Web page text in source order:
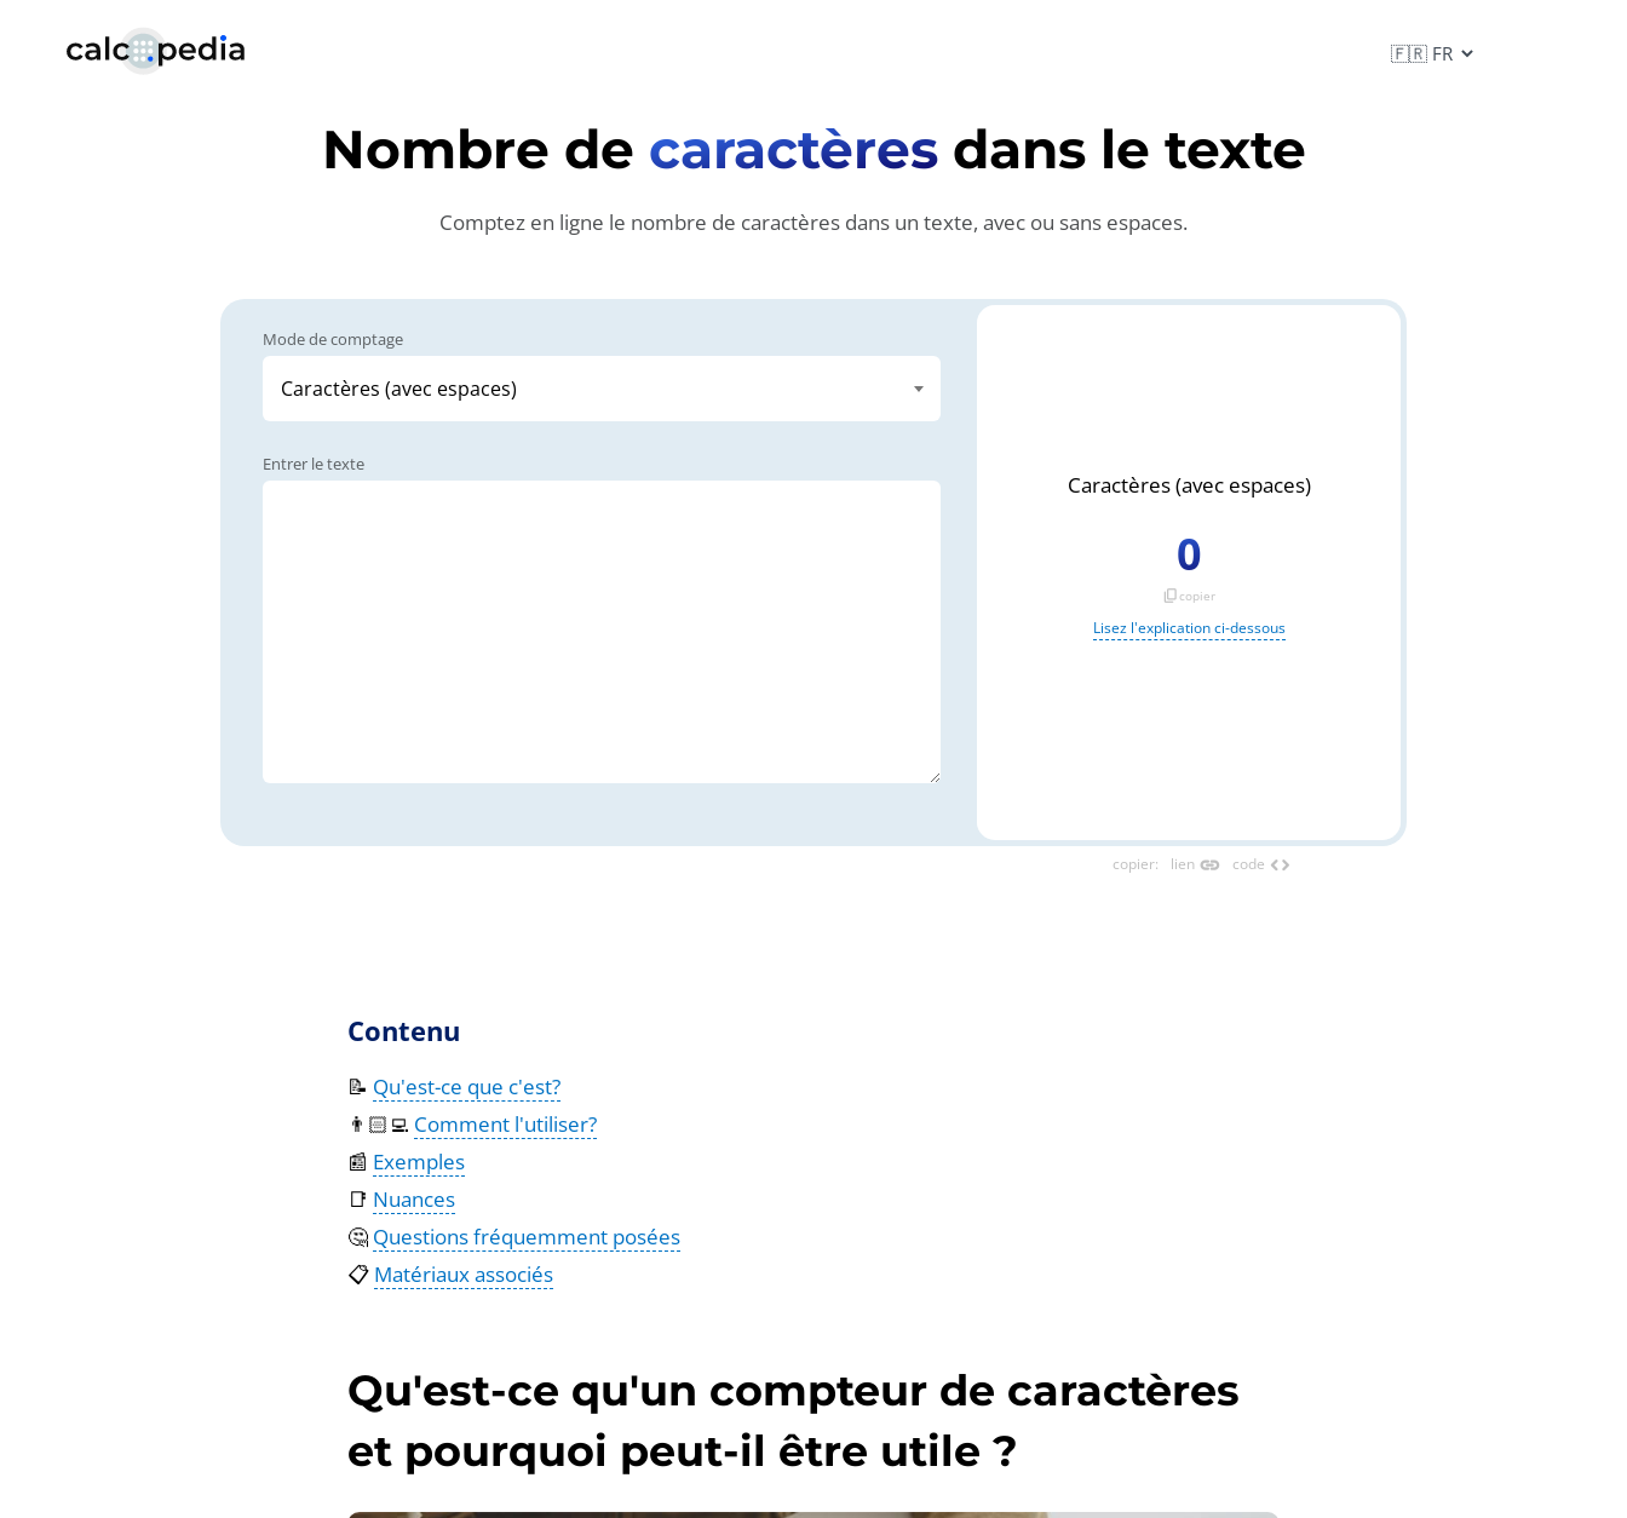
Nombre de caractèresdans le texte
Comptez en ligne le nombre de caractères dans un texte, avec ou sans espaces.
Mode de comptage
Entrer le texte
Caractères (avec espaces)
0
content_copycopier
Lisez l'explication ci-dessous
copier: lien link code code
Contenu
📝 Qu'est-ce que c'est?
👨🏻‍💻 Comment l'utiliser?
📰 Exemples
📑 Nuances
🤔 Questions fréquemment posées
📋 Matériaux associés
Qu'est-ce qu'un compteur de caractères
et pourquoi peut-il être utile ?